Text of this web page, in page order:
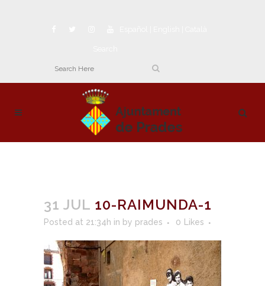
31 JUL 10-RAIMUNDA-1
Posted at 21:34h in by prades 0 Likes